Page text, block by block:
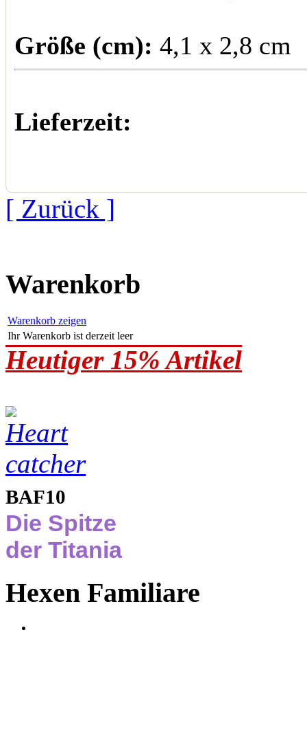
Größe (cm): 4,1 x 2,8 cm
Lieferzeit:
[ Zurück ]
Warenkorb
Warenkorb zeigen
Ihr Warenkorb ist derzeit leer
Heutiger 15% Artikel
BAF10
Die Spitze
der Titania
Hexen Familiare